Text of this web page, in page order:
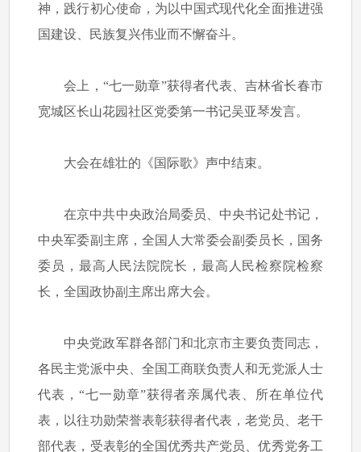
神，践行初心使命，为以中国式现代化全面推进强
国建设、民族复兴伟业而不懈奋斗。
会上，“七一勋章”获得者代表、吉林省长春市
宽城区长山花园社区党委第一书记吴亚琴发言。
大会在雄壮的《国际歌》声中结束。
在京中共中央政治局委员、中央书记处书记，
中央军委副主席，全国人大常委会副委员长，国务
委员，最高人民法院院长，最高人民检察院检察
长，全国政协副主席出席大会。
中央党政军群各部门和北京市主要负责同志，
各民主党派中央、全国工商联负责人和无党派人士
代表，“七一勋章”获得者亲属代表、所在单位代
表，以往功勋荣誉表彰获得者代表，老党员、老干
部代表，受表彰的全国优秀共产党员、优秀党务工